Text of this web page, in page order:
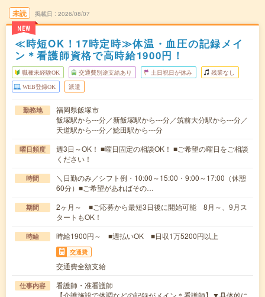
未読
NEW
掲載日 2026/08/07
≪時短OK！17時定時≫体温・血圧の記録メイ
ン＊看護師資格で高時給1900円！
職種未経験OK 交通費別途支給あり 土日祝日が休み 残業なし
WEB登録OK 派遣
勤務地
福岡県飯塚市
飯塚駅から---分／新飯塚駅から---分／筑前大分駅から---分／
天道駅から---分／鯰田駅から---分
曜日頻度
週3日～OK！ ■曜日固定の相談OK！ ■ご希望の曜日をご相談
ください！
時間
＼日勤のみ／シフト例・10:00～15:00・9:00～17:00（休憩
60分）■ご希望があればその…
期間
2ヶ月～ ■ご応募から最短3日後に開始可能 8月～、9月ス
タートもOK！
時給 時給1900円～ ■週払いOK ■日収1万5200円以上
交通費
交通費全額支給
仕事内容
看護師・准看護師
【介護施設で体調などの記録がメイン＊看護師】▼具体的に